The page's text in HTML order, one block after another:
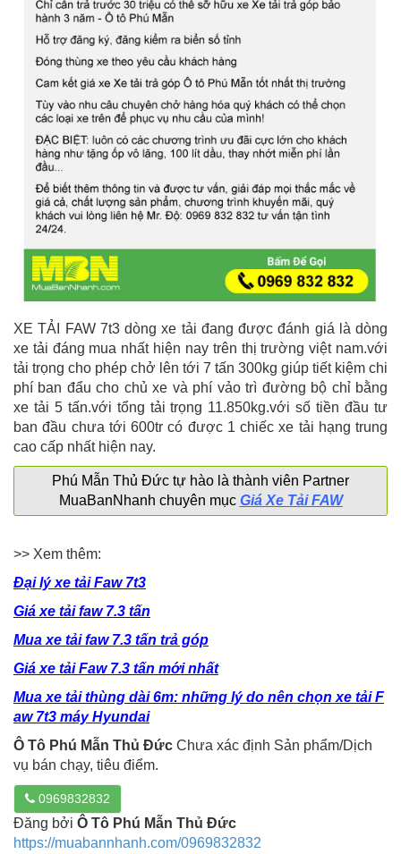
XE TẢI FAW 7t3 dòng xe tải đang được đánh giá là dòng
xe tải đáng mua nhất hiện nay trên thị trường việt nam.với
tải trọng cho phép chở lên tới 7 tấn 300kg giúp tiết kiệm chi
phí ban đẩu cho chủ xe và phí vảo trì đường bộ chỉ bằng
xe tải 5 tấn.với tổng tải trọng 11.850kg.với số tiền đầu tư
ban đầu chưa tới 600tr có được 1 chiếc xe tải hạng trung
cao cấp nhất hiện nay.
Phú Mẫn Thủ Đức tự hào là thành viên Partner
MuaBanNhanh chuyên mục Giá Xe Tải FAW
>> Xem thêm:
Đại lý xe tải Faw 7t3
Giá xe tải faw 7.3 tấn
Mua xe tải faw 7.3 tấn trả góp
Giá xe tải Faw 7.3 tấn mới nhất
Mua xe tải thùng dài 6m: những lý do nên chọn xe tải F
aw 7t3 máy Hyundai
Ô Tô Phú Mẫn Thủ Đức Chưa xác định Sản phẩm/Dịch
vụ bán chạy, tiêu điểm.
0969832832
Đăng bởi Ô Tô Phú Mẫn Thủ Đức
https://muabannhanh.com/0969832832